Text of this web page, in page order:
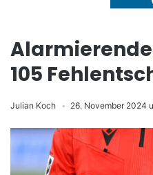
105
Julian Koch 26. November 2024